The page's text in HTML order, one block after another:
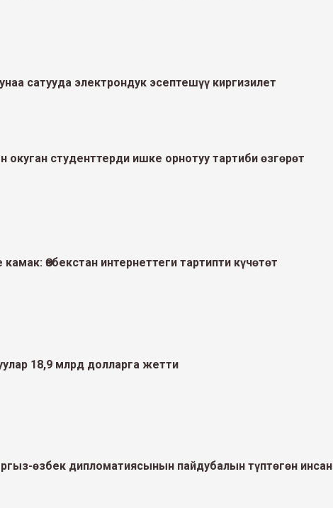
сатууда электрондук эсептешүү киргизилет
окуган студенттерди ишке орнотуу тартиби өзгөрөт
Өзбекстан интернеттеги тартипти күчөтөт
18,9 млрд долларга жетти
өзбек дипломатиясынын пайдубалын түптөгөн инсан